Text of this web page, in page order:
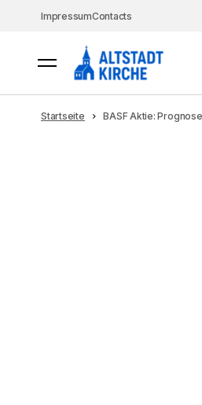
ImpressumContacts
Startseite BASF Aktie: